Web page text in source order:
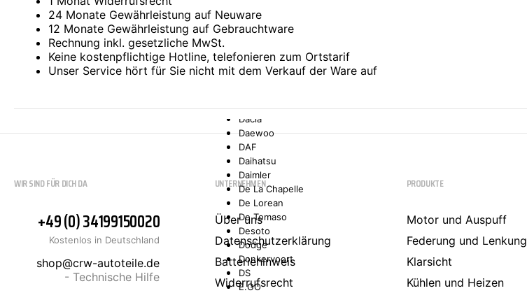
Chatenet
Checker
Chrysler
Citroën
Dacia
Daewoo
DAF
Daihatsu
Daimler
De La Chapelle
De Lorean
De Tomaso
Desoto
Dodge
Donkervoort
DS
E.GO
24 Monate Gewährleistung auf Neuware
12 Monate Gewährleistung auf Gebrauchtware
Rechnung inkl. gesetzliche MwSt.
Keine kostenpflichtige Hotline, telefonieren zum Ortstarif
Unser Service hört für Sie nicht mit dem Verkauf der Ware auf
WIR SIND FÜR DICH DA
+49 (0) 34199150020
Kostenlos in Deutschland
shop@crw-autoteile.de
- Technische Hilfe
UNTERNEHMEN
Über uns
Datenschutzerklärung
Batteriehinweis
Widerrufsrecht
PRODUKTE
Motor und Auspuff
Federung und Lenkung
Klarsicht
Kühlen und Heizen